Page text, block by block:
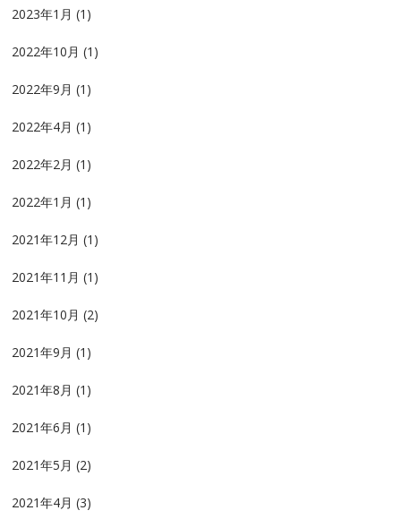
2023年1月 (1)
2022年10月 (1)
2022年9月 (1)
2022年4月 (1)
2022年2月 (1)
2022年1月 (1)
2021年12月 (1)
2021年11月 (1)
2021年10月 (2)
2021年9月 (1)
2021年8月 (1)
2021年6月 (1)
2021年5月 (2)
2021年4月 (3)